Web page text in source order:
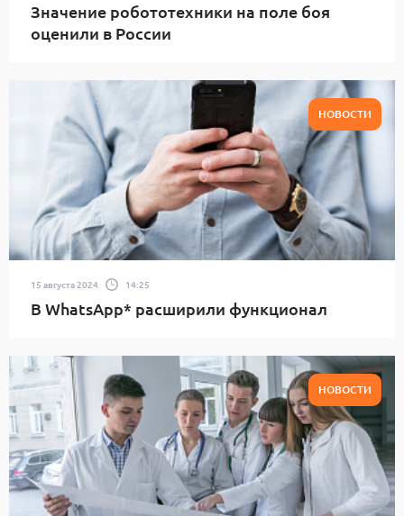
Значение робототехники на поле боя
оценили в России
НОВОСТИ
15 августа 2024 14:25
В WhatsApp* расширили функционал
НОВОСТИ